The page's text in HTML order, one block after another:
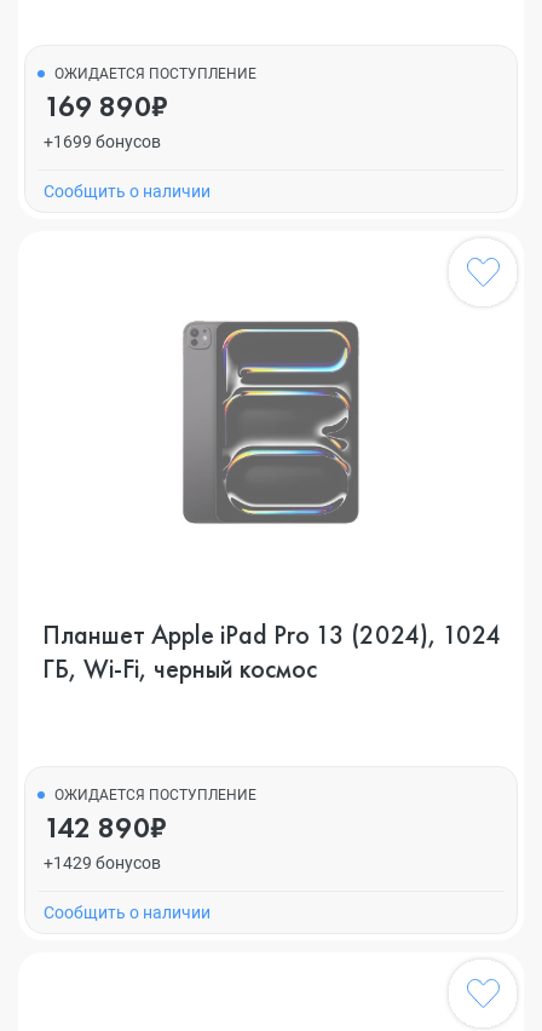
ОЖИДАЕТСЯ ПОСТУПЛЕНИЕ
169 890₽
+1699 бонусов
Cообщить о наличии
Планшет Apple iPad Pro 13 (2024), 1024
ГБ, Wi-Fi, черный космос
ОЖИДАЕТСЯ ПОСТУПЛЕНИЕ
142 890₽
+1429 бонусов
Cообщить о наличии